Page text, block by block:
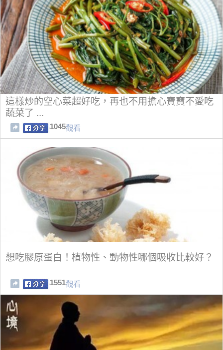
這樣炒的空心菜超好吃，再也不用擔心寶寶不愛吃
蔬菜了 ...
1045觀看
想吃膠原蛋白！植物性、動物性哪個吸收比較好？
1551觀看